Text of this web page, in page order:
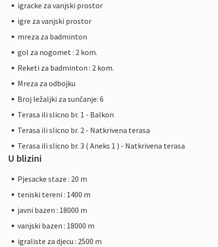
igracke za vanjski prostor
igre za vanjski prostor
mreza za badminton
gol za nogomet : 2 kom.
Reketi za badminton : 2 kom.
Mreza za odbojku
Broj ležaljki za sunčanje: 6
Terasa ili slicno br. 1 - Balkon
Terasa ili slicno br. 2 - Natkrivena terasa
Terasa ili slicno br. 3 ( Aneks 1 ) - Natkrivena terasa
U blizini
Pjesacke staze : 20 m
teniski tereni : 1400 m
javni bazen : 18000 m
vanjski bazen : 18000 m
igraliste za djecu : 2500 m